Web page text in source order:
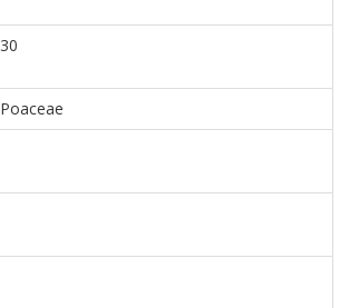
30
Poaceae